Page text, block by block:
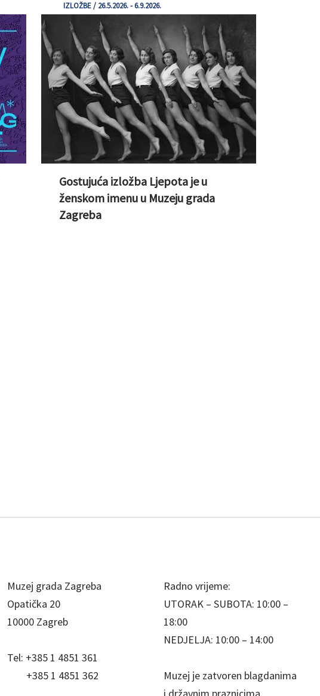
IZLOŽBE / 26.5.2026. - 6.9.2026.
Gostujuća izložba Ljepota je u
ženskom imenu u Muzeju grada
Zagreba
Muzej grada Zagreba
Opatička 20
10000 Zagreb
Tel: +385 1 4851 361
+385 1 4851 362
Radno vrijeme:
UTORAK – SUBOTA: 10:00 –
18:00
NEDJELJA: 10:00 – 14:00
Muzej je zatvoren blagdanima